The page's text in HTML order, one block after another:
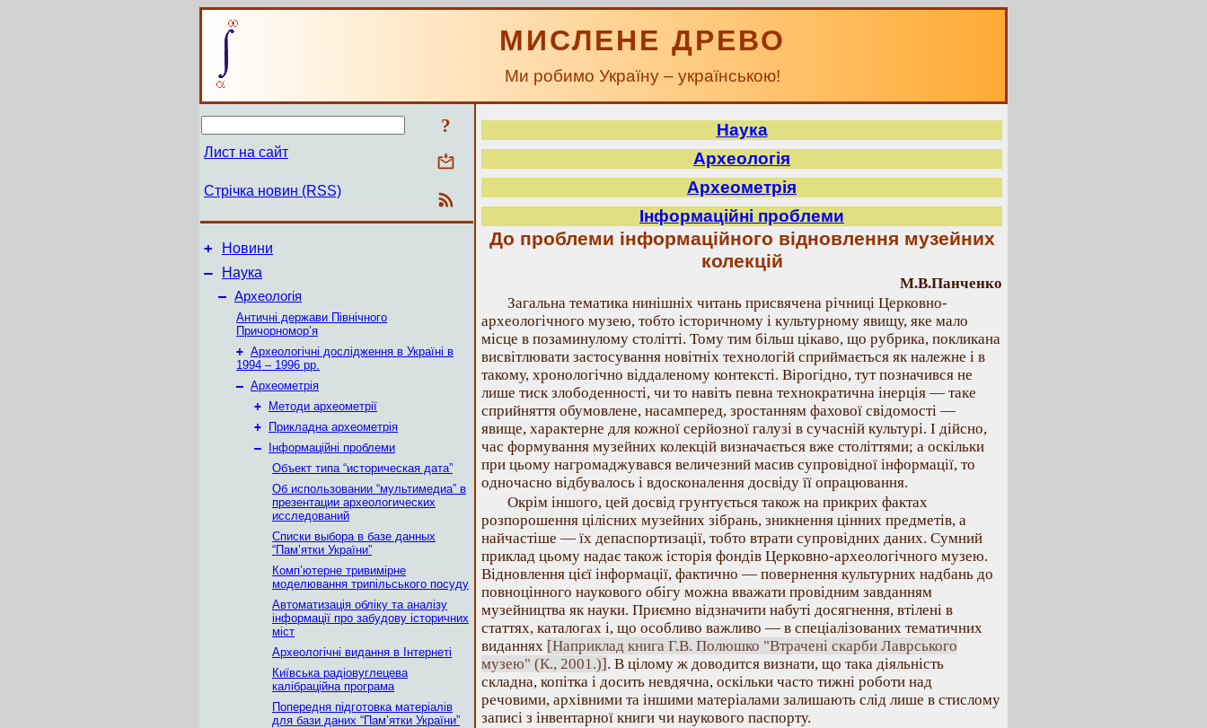
МИСЛЕНЕ ДРЕВО
Ми робимо Україну – українською!
?
Лист на сайт
Стрічка новин (RSS)
+ Новини
–
Наука
– Археологія
Античні держави Північного
Причорномор’я
+ Археологічні дослідження в Україні в
1994 – 1996 рр.
– Археометрія
+
Методи археометрії
+
Прикладна археометрія
–
Інформаційні проблеми
Объект типа “историческая дата”
Об использовании “мультимедиа” в
презентации археологических
исследований
Списки выбора в базе данных
“Пам’ятки України”
Комп’ютерне тривимірне
моделювання трипільського посуду
Автоматизація обліку та аналізу
інформації про забудову історичних
міст
Археологічні видання в Інтернеті
Київська радіовуглецева
калібраційна програма
Попередня підготовка матеріалів
для бази даних “Пам’ятки України”
Наука
Археологія
Археометрія
Інформаційні проблеми
До проблеми інформаційного відновлення музейних
колекцій
М.В.Панченко
Загальна тематика нинішніх читань присвячена річниці Церковно-
археологічного музею, тобто історичному і культурному явищу, яке мало
місце в позаминулому столітті. Тому тим більш цікаво, що рубрика, покликана
висвітлювати застосування новітніх технологій сприймається як належне і в
такому, хронологічно віддаленому контексті. Вірогідно, тут позначився не
лише тиск злободенності, чи то навіть певна технократична інерція — таке
сприйняття обумовлене, насамперед, зростанням фахової свідомості —
явище, характерне для кожної серйозної галузі в сучасній культурі. І дійсно,
час формування музейних колекцій визначається вже століттями; а оскільки
при цьому нагромаджувався величезний масив супровідної інформації, то
одночасно відбувалось і вдосконалення досвіду її опрацювання.
Окрім іншого, цей досвід грунтується також на прикрих фактах
розпорошення цілісних музейних зібрань, зникнення цінних предметів, а
найчастіше — їх депаспортизації, тобто втрати супровідних даних. Сумний
приклад цьому надає також історія фондів Церковно-археологічного музею.
Відновлення цієї інформації, фактично — повернення культурних надбань до
повноцінного наукового обігу можна вважати провідним завданням
музейництва як науки. Приємно відзначити набуті досягнення, втілені в
статтях, каталогах і, що особливо важливо — в спеціалізованих тематичних
виданнях [Наприклад книга Г.В. Полюшко "Втрачені скарби Лаврського
музею" (К., 2001.)]. В цілому ж доводится визнати, що така діяльність
складна, копітка і досить невдячна, оскільки часто тижні роботи над
речовими, архівними та іншими матеріалами залишають слід лише в стислому
записі з інвентарної книги чи наукового паспорту.